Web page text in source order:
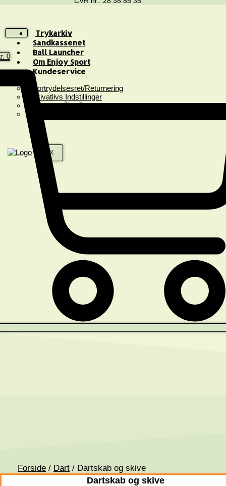
Trykarkiv
Sandkassenet
Ball Launcher
Om Enjoy Sport
Kundeservice
Fortrydelsesret/Returnering
Privatlivs Indstillinger
Spørgsmål & Svar
X
0
Forside / Dart / Dartskab og skive
Dartskab og skive